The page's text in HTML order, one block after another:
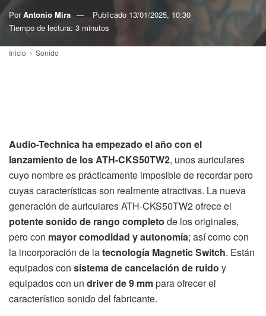
Por Antonio Mira Publicado 13/01/2025, 10:30
Tiempo de lectura: 3 minutos
Inicio Sonido
Audio-Technica ha empezado el año con el
lanzamiento de los ATH-CKS50TW2, unos auriculares
cuyo nombre es prácticamente imposible de recordar pero
cuyas características son realmente atractivas. La nueva
generación de auriculares ATH-CKS50TW2 ofrece el
potente sonido de rango completo de los originales,
pero con mayor comodidad y autonomía; así como con
la incorporación de latecnología Magnetic Switch. Están
equipados con sistema de cancelación de ruido y
equipados con un driver de 9 mmpara ofrecer el
característico sonido del fabricante.